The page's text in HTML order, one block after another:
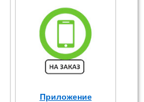
Приложение